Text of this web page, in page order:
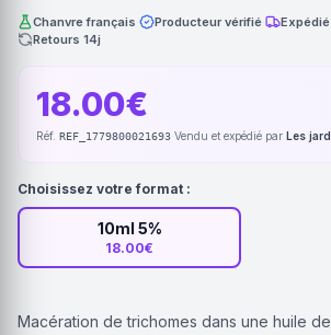
Chanvre français Producteur vérifié
Retours 14j
18.00€
Réf. REF_1779800021693 Vendu et expédié par Les
Choisissez votre format :
10ml 5%
18.00€
Macération de trichomes dans une huile